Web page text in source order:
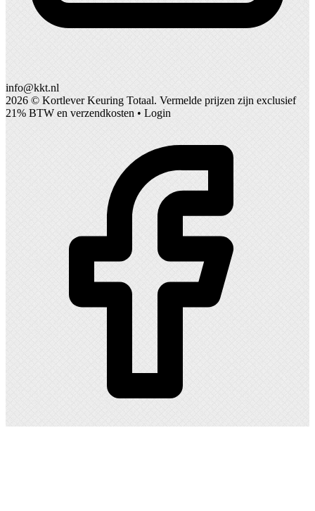
info@kkt.nl
2026 © Kortlever Keuring Totaal. Vermelde prijzen zijn exclusief
21% BTW en verzendkosten • Login